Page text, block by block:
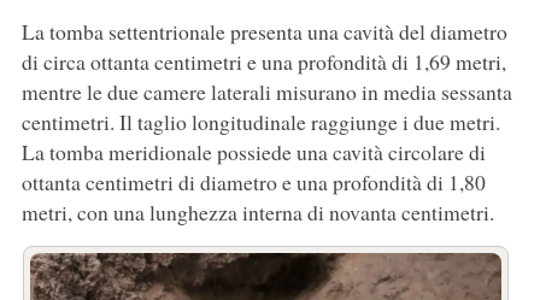
La tomba settentrionale presenta una cavità del diametro
di circa ottanta centimetri e una profondità di 1,69 metri,
mentre le due camere laterali misurano in media sessanta
centimetri. Il taglio longitudinale raggiunge i due metri.
La tomba meridionale possiede una cavità circolare di
ottanta centimetri di diametro e una profondità di 1,80
metri, con una lunghezza interna di novanta centimetri.